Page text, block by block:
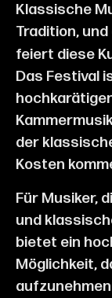
Klassische
Tradition, und
feiert diese
Das Festival
der
Kosten
Für Musiker,
und
bietet ein
Möglichkeit,